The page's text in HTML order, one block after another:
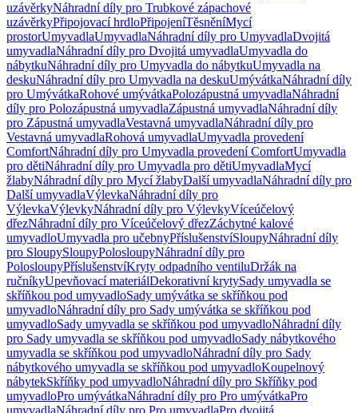
uzávěrkyNáhradní díly pro Trubkové zápachové
uzávěrkyPřipojovací hrdloPřipojeníTěsněníMycí
prostorUmyvadlaUmyvadlaNáhradní díly pro UmyvadlaDvojitá
umyvadlaNáhradní díly pro Dvojitá umyvadlaUmyvadla do
nábytkuNáhradní díly pro Umyvadla do nábytkuUmyvadla na
deskuNáhradní díly pro Umyvadla na deskuUmývátkaNáhradní díly
pro UmývátkaRohové umývátkaPolozápustná umyvadlaNáhradní
díly pro Polozápustná umyvadlaZápustná umyvadlaNáhradní díly
pro Zápustná umyvadlaVestavná umyvadlaNáhradní díly pro
Vestavná umyvadlaRohová umyvadlaUmyvadla provedení
ComfortNáhradní díly pro Umyvadla provedení ComfortUmyvadla
pro dětiNáhradní díly pro Umyvadla pro dětiUmyvadlaMycí
žlabyNáhradní díly pro Mycí žlabyDalší umyvadlaNáhradní díly pro
Další umyvadlaVýlevkaNáhradní díly pro
VýlevkaVýlevkyNáhradní díly pro VýlevkyVíceúčelový
dřezNáhradní díly pro Víceúčelový dřezZáchytné kalové
umyvadloUmyvadla pro učebnyPříslušenstvíSloupyNáhradní díly
pro SloupySloupyPolosloupyNáhradní díly pro
PolosloupyPříslušenstvíKryty odpadního ventiluDržák na
ručníkyUpevňovací materiálDekorativní krytySady umyvadla se
skříňkou pod umyvadloSady umývátka se skříňkou pod
umyvadloNáhradní díly pro Sady umývátka se skříňkou pod
umyvadloSady umyvadla se skříňkou pod umyvadloNáhradní díly
pro Sady umyvadla se skříňkou pod umyvadloSady nábytkového
umyvadla se skříňkou pod umyvadloNáhradní díly pro Sady
nábytkového umyvadla se skříňkou pod umyvadloKoupelnový
nábytekSkříňky pod umyvadloNáhradní díly pro Skříňky pod
umyvadloPro umývátkaNáhradní díly pro Pro umývátkaPro
umyvadlaNáhradní díly pro Pro umyvadlaPro dvojitá